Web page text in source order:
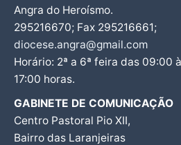
Angra do Heroísmo.
295216670; Fax 295216661;
diocese.angra@gmail.com
Horário: 2ª a 6ª feira das 09:00
17:00 horas.
GABINETE DE COMUNICAÇÃO
Centro Pastoral Pio XII,
Bairro das Laranjeiras